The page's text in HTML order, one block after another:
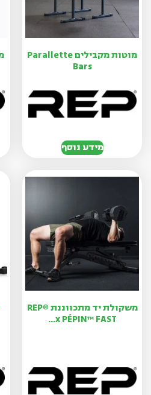
מוטות מקבילים Parallette
Bars
מידע נוסף
משקולת יד מתכווננת REP®
x PÉPIN™ FAST...